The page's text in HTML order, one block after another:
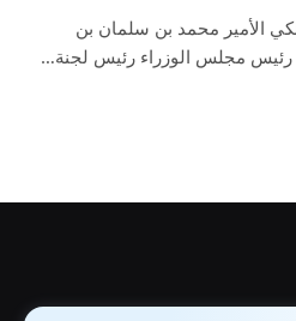
الأمير محمد بن سلمان بن
رئيس مجلس الوزراء رئيس لجنة…